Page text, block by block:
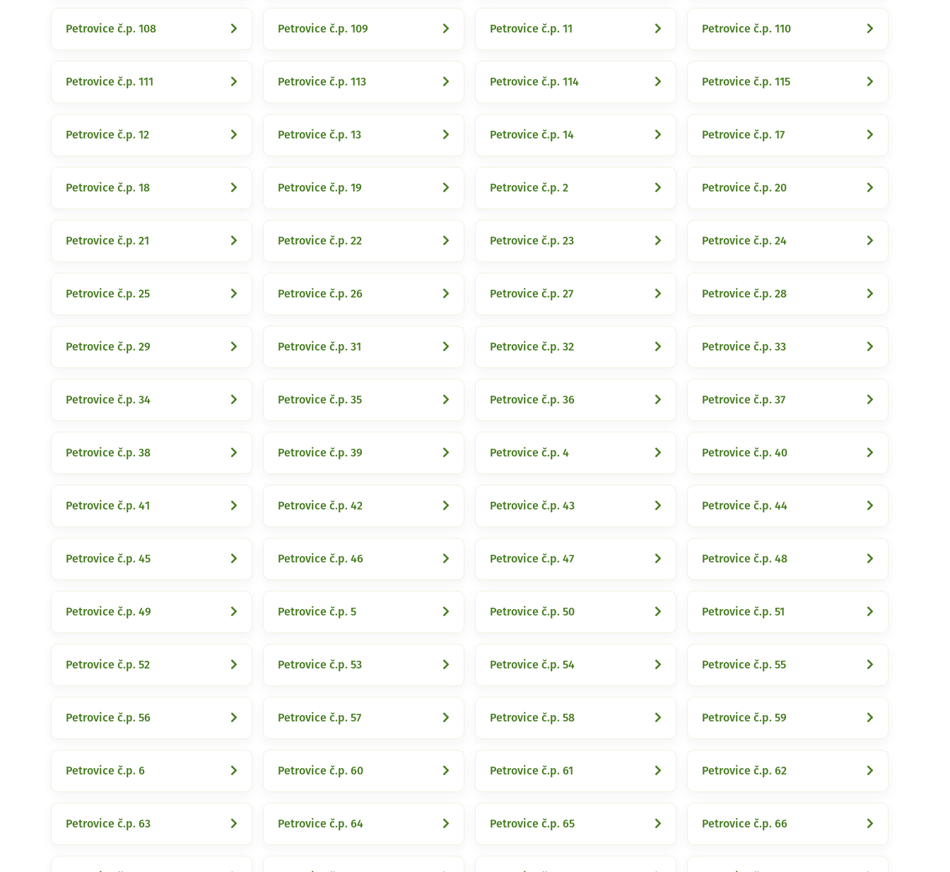
Petrovice č.p. 108 Petrovice č.p. 109 Petrovice č.p. 11 Petrovice č.p. 110
Petrovice č.p. 111 Petrovice č.p. 113 Petrovice č.p. 114 Petrovice č.p. 115
Petrovice č.p. 12 Petrovice č.p. 13 Petrovice č.p. 14 Petrovice č.p. 17
Petrovice č.p. 18 Petrovice č.p. 19 Petrovice č.p. 2 Petrovice č.p. 20
Petrovice č.p. 21 Petrovice č.p. 22 Petrovice č.p. 23 Petrovice č.p. 24
Petrovice č.p. 25 Petrovice č.p. 26 Petrovice č.p. 27 Petrovice č.p. 28
Petrovice č.p. 29 Petrovice č.p. 31 Petrovice č.p. 32 Petrovice č.p. 33
Petrovice č.p. 34 Petrovice č.p. 35 Petrovice č.p. 36 Petrovice č.p. 37
Petrovice č.p. 38 Petrovice č.p. 39 Petrovice č.p. 4 Petrovice č.p. 40
Petrovice č.p. 41 Petrovice č.p. 42 Petrovice č.p. 43 Petrovice č.p. 44
Petrovice č.p. 45 Petrovice č.p. 46 Petrovice č.p. 47 Petrovice č.p. 48
Petrovice č.p. 49 Petrovice č.p. 5 Petrovice č.p. 50 Petrovice č.p. 51
Petrovice č.p. 52 Petrovice č.p. 53 Petrovice č.p. 54 Petrovice č.p. 55
Petrovice č.p. 56 Petrovice č.p. 57 Petrovice č.p. 58 Petrovice č.p. 59
Petrovice č.p. 6 Petrovice č.p. 60 Petrovice č.p. 61 Petrovice č.p. 62
Petrovice č.p. 63 Petrovice č.p. 64 Petrovice č.p. 65 Petrovice č.p. 66